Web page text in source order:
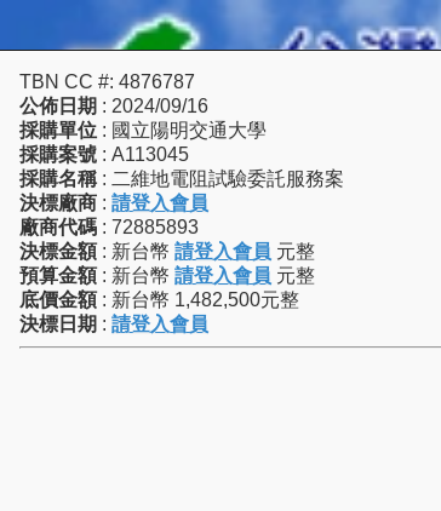
TBN CC #: 4876787
公佈日期 : 2024/09/16
採購單位 : 國立陽明交通大學
採購案號 : A113045
採購名稱 : 二維地電阻試驗委託服務案
決標廠商 : 請登入會員
廠商代碼 : 72885893
決標金額 : 新台幣 請登入會員 元整
預算金額 : 新台幣 請登入會員 元整
底價金額 : 新台幣 1,482,500元整
決標日期 : 請登入會員